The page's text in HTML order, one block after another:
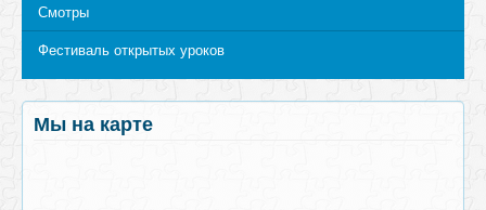
Смотры
Фестиваль открытых уроков
Мы на карте